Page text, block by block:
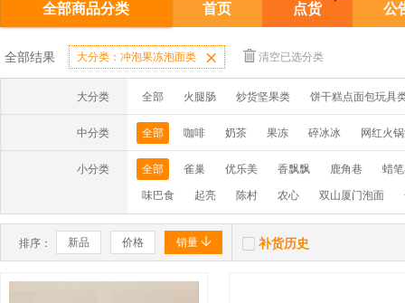
全部商品分类 首页 点货 公
全部结果 大分类：冲泡果冻泡面类  清空已选分类
大分类 全部 火腿肠 炒货坚果类 饼干糕点面包玩具
中分类 全部 咖啡 奶茶 果冻 碎冰冰 网红火
小分类 全部 雀巢 优乐美 香飘飘 鹿角巷 蜡
味巴食 起亮 陈村 农心 双山厦门泡面
排序： 新品 价格 销量   补货历史